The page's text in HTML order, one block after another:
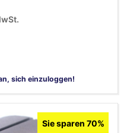
sich einzuloggen!
Sie sparen 70%